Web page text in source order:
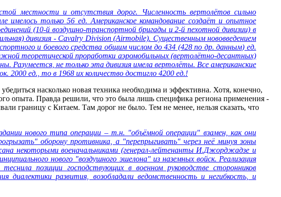
местности и отсутствия дорог. Численность вертолётов сильно
имелось только 56 ед. Американское командование создаёт и опытное
(10-й воздушно-транспортной бригады и 2-й пехотной дивизии) в
дивизия - Cavalry Division (Airmobile). Существенным нововведением
и боевого средства общим числом до 434 (428 по др. данным) ед.
теоретической проработки аэромобильных (вертолётно-десантных)
Разумеется, не только эта дивизия имела вертолёты. Все американские
2000 ед., то в 1968 их количество достигло 4200 ед.!
насколько новая техника необходима и эффективна. Хотя, конечно,
опыта. Правда решили, что это была лишь специфика региона применения -
границу с Китаем. Там дорог не было. Тем не менее, нельзя сказать, что
нового типа операции – т.н. "объёмной операции" взамен, как они
оборону противника, а "перепрыгивать" через неё минуя зоны
некоторыми военачальниками (генерал-лейтенанты И.Джорджадзе и
нового "воздушного эшелона" из наземных войск. Реализация
позиции господствующих в военном руководстве сторонников
диалектики развития, возобладали ведомственность и негибкость, и